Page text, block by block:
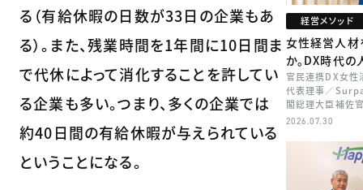
る（有給休暇の日数が33日の企業もあ
る）。また、残業時間を1年間に10日間ま
で代休によって消化することを許してい
る企業も多い。つまり、多くの企業では
約40日間の有給休暇が与えられている
ということになる。
経営メソッド
女性経営人材
か。DX時代
官民連携DX女性
代表理事／
閣総理大臣補佐
矢田 稚子
2026.07.30